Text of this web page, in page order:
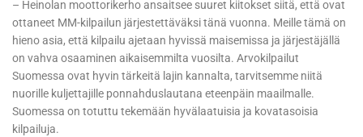
– Heinolan moottorikerho ansaitsee suuret kiitokset siitä, että ovat
ottaneet MM-kilpailun järjestettäväksi tänä vuonna. Meille tämä on
hieno asia, että kilpailu ajetaan hyvissä maisemissa ja järjestäjällä
on vahva osaaminen aikaisemmilta vuosilta. Arvokilpailut
Suomessa ovat hyvin tärkeitä lajin kannalta, tarvitsemme niitä
nuorille kuljettajille ponnahduslautana eteenpäin maailmalle.
Suomessa on totuttu tekemään hyvälaatuisia ja kovatasoisia
kilpailuja.